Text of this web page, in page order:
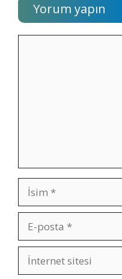
Yorum yapın
İsim
posta
İnternet
sitesi